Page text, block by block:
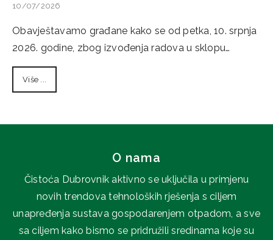
10/07/2026
Obavještavamo građane kako se od petka, 10. srpnja
2026. godine, zbog izvođenja radova u sklopu…
Više ...
O nama
Čistoća Dubrovnik aktivno se uključila u primjenu
novih trendova tehnoloških rješenja s ciljem
unapređenja sustava gospodarenjem otpadom, a sve
sa ciljem kako bismo se pridružili sredinama koje su